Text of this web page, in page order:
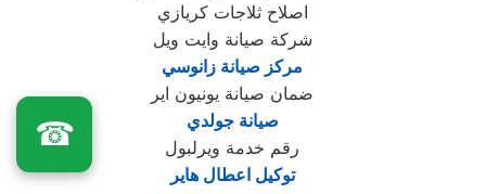
اصلاح ثلاجات كريازي
شركة صيانة وايت ويل
مركز صيانة زانوسي
ضمان صيانة يونيون اير
صيانة جولدي
رقم خدمة ويرلبول
توكيل اعطال هاير
☎